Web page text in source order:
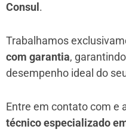
Consul .
Trabalhamos
com garantia,
desempenho ideal do
Entre em contato com e
técnico especializado